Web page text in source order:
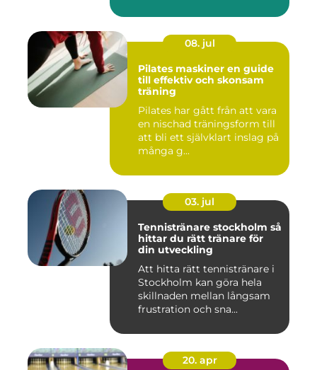
08. jul
Pilates maskiner en guide
till effektiv och skonsam
träning
Pilates har gått från att vara
en nischad träningsform till
att bli ett självklart inslag på
många g...
03. jul
Tennistränare stockholm så
hittar du rätt tränare för
din utveckling
Att hitta rätt tennistränare i
Stockholm kan göra hela
skillnaden mellan långsam
frustration och sna...
20. apr